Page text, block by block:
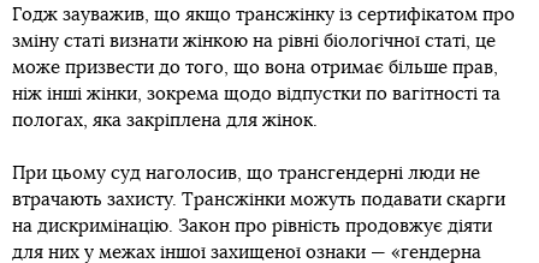
Годж зауважив, що якщо трансжінку із сертифікатом про
зміну статі визнати жінкою на рівні біологічної статі, це
може призвести до того, що вона отримає більше прав,
ніж інші жінки, зокрема щодо відпустки по вагітності та
пологах, яка закріплена для жінок.
При цьому суд наголосив, що трансгендерні люди не
втрачають захисту. Трансжінки можуть подавати скарги
на дискримінацію. Закон про рівність продовжує діяти
для них у межах іншої захищеної ознаки — «гендерна